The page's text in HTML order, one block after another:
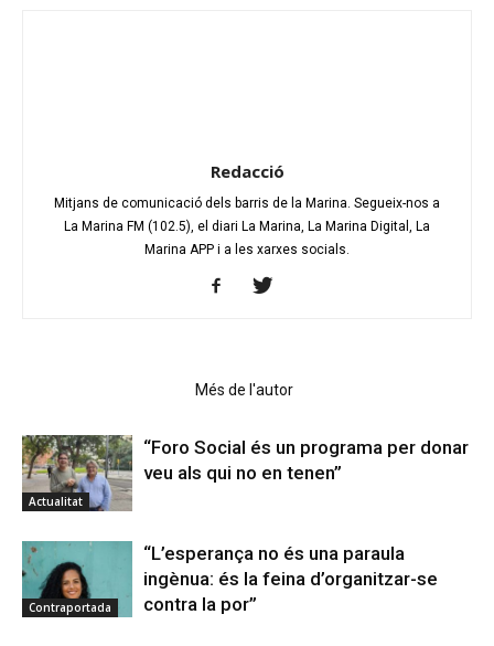
Redacció
Mitjans de comunicació dels barris de la Marina. Segueix-nos a
La Marina FM (102.5), el diari La Marina, La Marina Digital, La
Marina APP i a les xarxes socials.
Més de l'autor
Actualitat
“Foro Social és un programa per donar
veu als qui no en tenen”
Contraportada
“L’esperança no és una paraula
ingènua: és la feina d’organitzar-se
contra la por”